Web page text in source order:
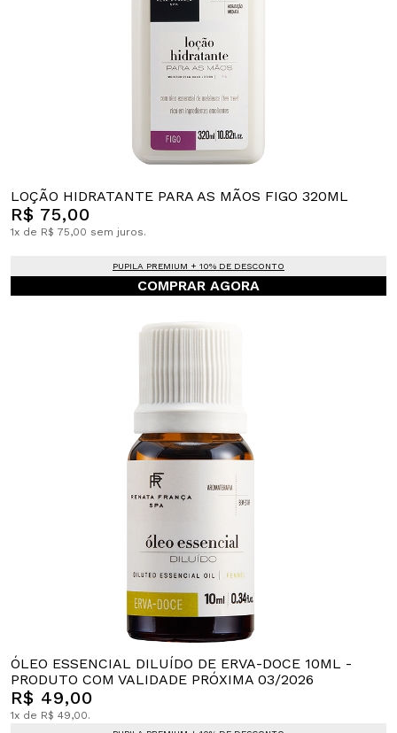
LOÇÃO HIDRATANTE PARA AS MÃOS FIGO 320ML
R$ 75,00
1x de R$ 75,00 sem juros.
PUPILA PREMIUM + 10% DE DESCONTO
COMPRAR AGORA
ÓLEO ESSENCIAL DILUÍDO DE ERVA-DOCE 10ML -
PRODUTO COM VALIDADE PRÓXIMA 03/2026
R$ 49,00
1x de R$ 49,00.